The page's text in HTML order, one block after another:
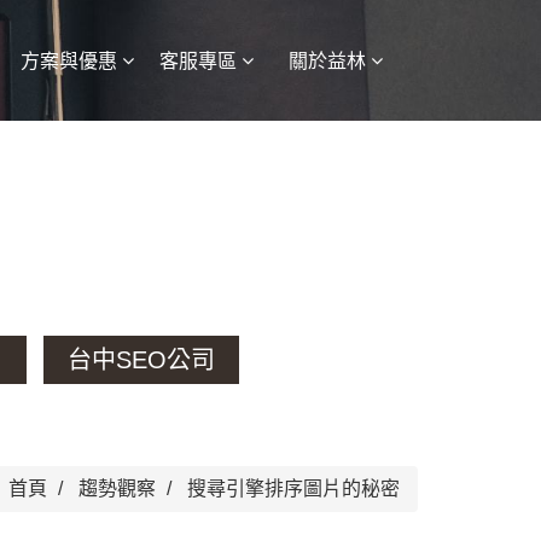
方案與優惠 客服專區 關於益林
台中SEO公司
首頁 趨勢觀察 搜尋引擎排序圖片的秘密